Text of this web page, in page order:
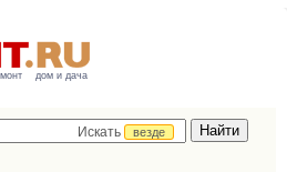
дом и дача
Искать
везде